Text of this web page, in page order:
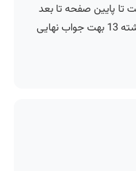
تا پایین صفحه تا بعد
کلی اگر و شاید و بررسی تاریخچه گذشته 13 بهت جواب نهایی